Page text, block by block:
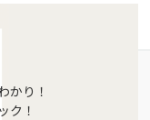
かり！
ク！